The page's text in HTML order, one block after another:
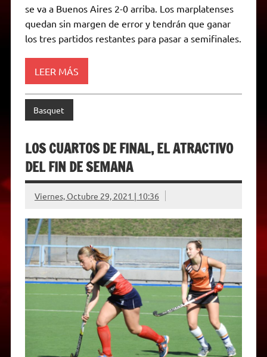
n
d
l
y
se va a Buenos Aires 2-0 arriba. Los marplatenses
quedan sin margen de error y tendrán que ganar
los tres partidos restantes para pasar a semifinales.
LEER MÁS
Basquet
LOS CUARTOS DE FINAL, EL ATRACTIVO
DEL FIN DE SEMANA
Viernes, Octubre 29, 2021 | 10:36